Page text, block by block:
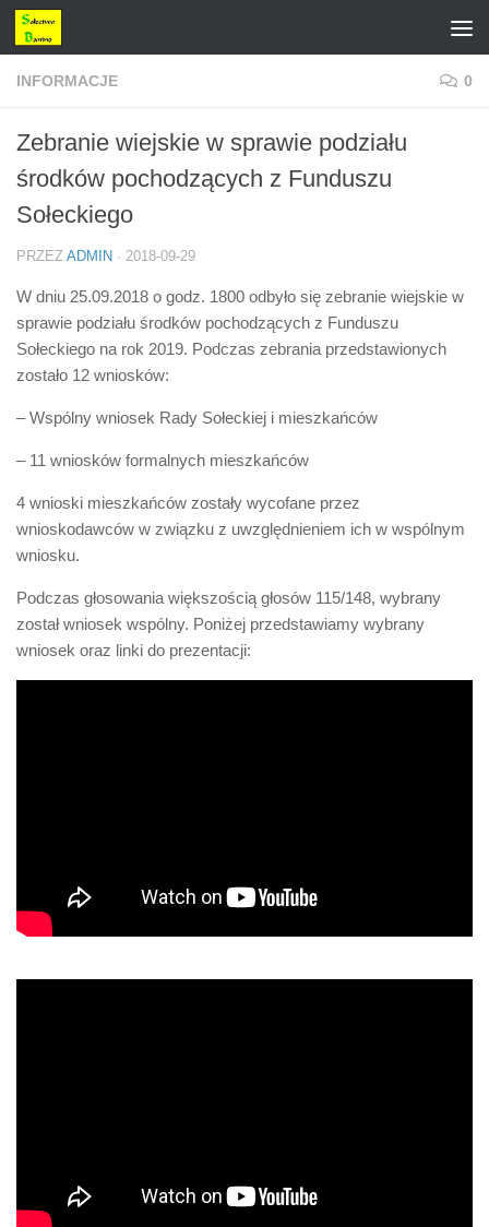
Przejdź do treści
INFORMACJE 0
Zebranie wiejskie w sprawie podziału
środków pochodzących z Funduszu
Sołeckiego
PRZEZ ADMIN · 2018-09-29
W dniu 25.09.2018 o godz. 1800 odbyło się zebranie wiejskie w
sprawie podziału środków pochodzących z Funduszu
Sołeckiego na rok 2019. Podczas zebrania przedstawionych
zostało 12 wniosków:
– Wspólny wniosek Rady Sołeckiej i mieszkańców
– 11 wniosków formalnych mieszkańców
4 wnioski mieszkańców zostały wycofane przez
wnioskodawców w związku z uwzględnieniem ich w wspólnym
wniosku.
Podczas głosowania większością głosów 115/148, wybrany
został wniosek wspólny. Poniżej przedstawiamy wybrany
wniosek oraz linki do prezentacji: